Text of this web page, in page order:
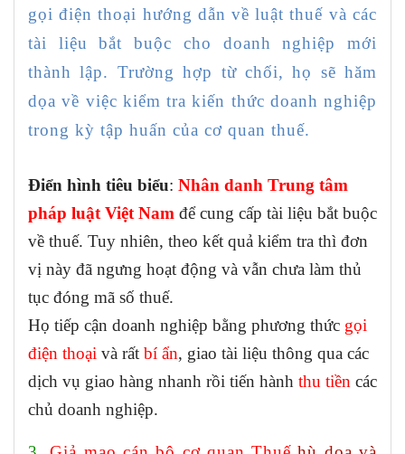
đáng có!
gọi điện thoại hướng dẫn về luật thuế và các
tài liệu bắt buộc cho doanh nghiệp mới
thành lập. Trường hợp từ chối, họ sẽ hăm
dọa về việc kiểm tra kiến thức doanh nghiệp
trong kỳ tập huấn của cơ quan thuế.
Điển hình tiêu biểu: Nhân danh Trung tâm
pháp luật Việt Nam để cung cấp tài liệu bắt buộc
về thuế. Tuy nhiên, theo kết quả kiểm tra thì đơn
vị này đã ngưng hoạt động và vẫn chưa làm thủ
tục đóng mã số thuế.
Họ tiếp cận doanh nghiệp bằng phương thức gọi
điện thoại và rất bí ẩn, giao tài liệu thông qua các
dịch vụ giao hàng nhanh rồi tiến hành thu tiền các
chủ doanh nghiệp.